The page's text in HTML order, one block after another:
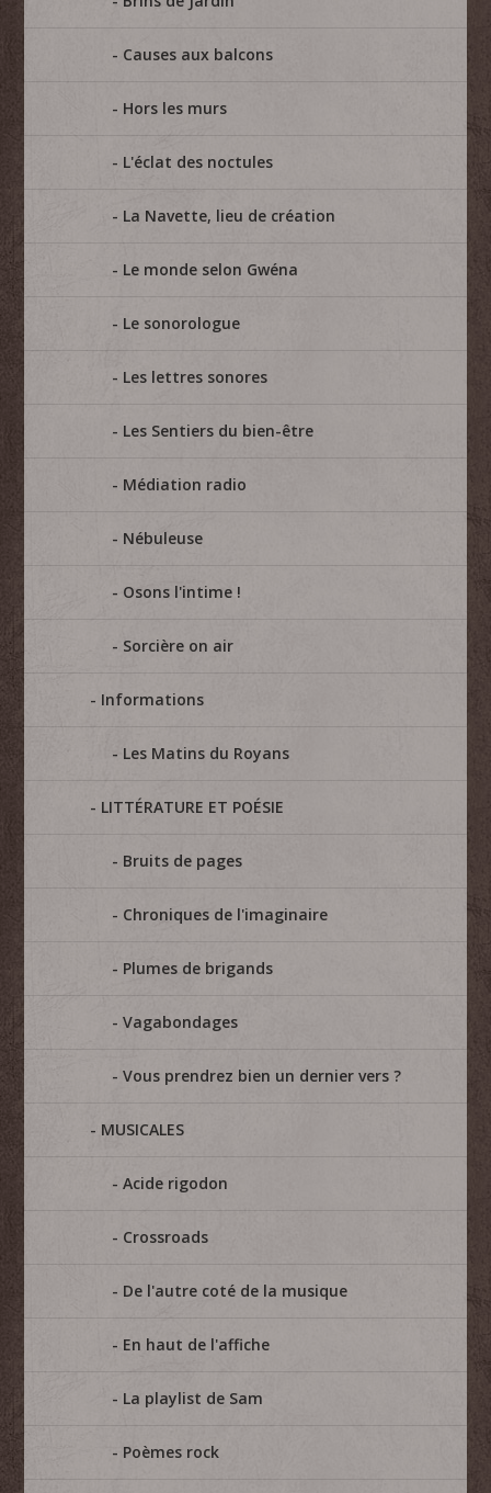
Causes aux balcons
Hors les murs
L'éclat des noctules
La Navette, lieu de création
Le monde selon Gwéna
Le sonorologue
Les lettres sonores
Les Sentiers du bien-être
Médiation radio
Nébuleuse
Osons l'intime !
Sorcière on air
Informations
Les Matins du Royans
LITTÉRATURE ET POÉSIE
Bruits de pages
Chroniques de l'imaginaire
Plumes de brigands
Vagabondages
Vous prendrez bien un dernier vers ?
MUSICALES
Acide rigodon
Crossroads
De l'autre coté de la musique
En haut de l'affiche
La playlist de Sam
Poèmes rock